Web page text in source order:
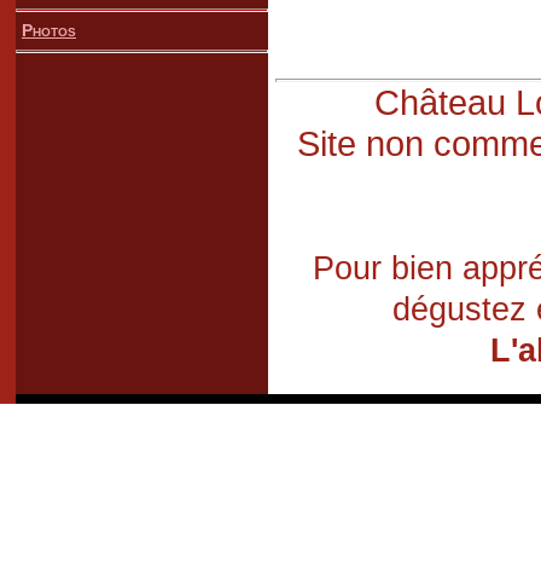
Photos
Château
Site non
Pour bien
dégustez